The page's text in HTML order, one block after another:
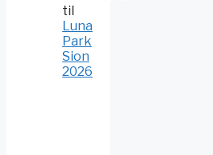
til
Luna
Park
Sion
2026